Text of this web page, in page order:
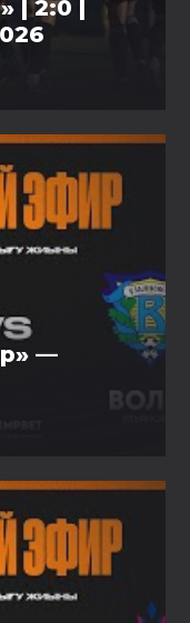
| 2:0 |
—